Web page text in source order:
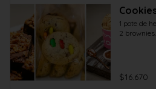
1 pote de
2 brownies.
$16.670